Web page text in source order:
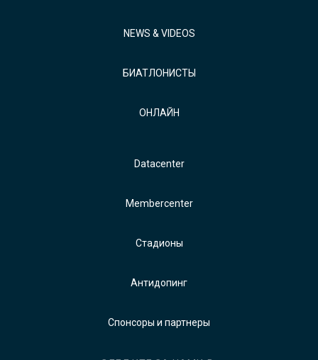
NEWS & VIDEOS
БИАТЛОНИСТЫ
ОНЛАЙН
Datacenter
Membercenter
Стадионы
Антидопинг
Спонсоры и партнеры